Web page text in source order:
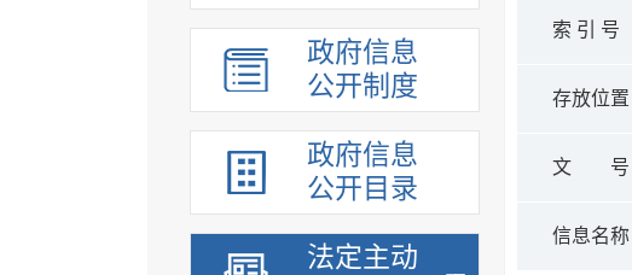
政府信息
公开制度
政府信息
公开目录
法定主动
索 引 号
存放位置
文 号
信息名称